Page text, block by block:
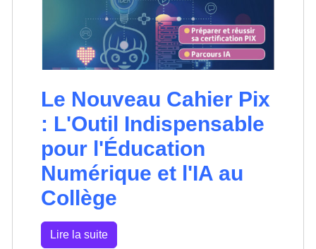
Le Nouveau Cahier Pix
: L'Outil Indispensable
pour l'Éducation
Numérique et l'IA au
Collège
Lire la suite